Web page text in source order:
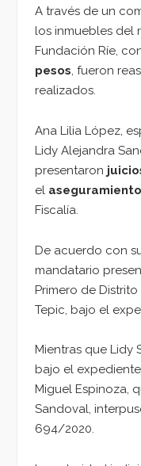
A través de un
los inmuebles del
Fundación Ríe,
pesos, fueron
realizados.
Ana Lilia López,
Lidy Alejandra
presentaron
el
Fiscalía.
De acuerdo con
mandatario
Primero de
Tepic, bajo el
Mientras que Lidy
bajo el
Miguel Espinoza,
Sandoval,
694/2020.